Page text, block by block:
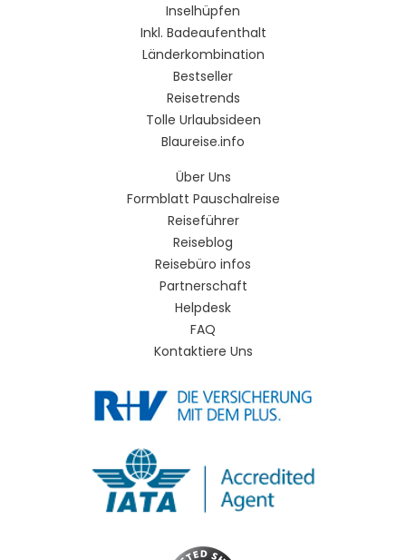
Inselhüpfen
Inkl. Badeaufenthalt
Länderkombination
Bestseller
Reisetrends
Tolle Urlaubsideen
Blaureise.info
Über Uns
Formblatt Pauschalreise
Reiseführer
Reiseblog
Reisebüro infos
Partnerschaft
Helpdesk
FAQ
Kontaktiere Uns